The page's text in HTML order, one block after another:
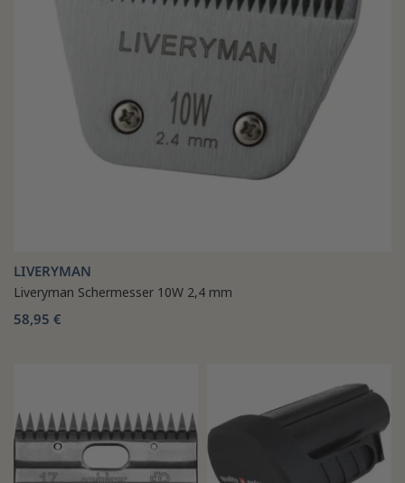
LIVERYMAN
Liveryman Schermesser 10W 2,4 mm
58,95 €